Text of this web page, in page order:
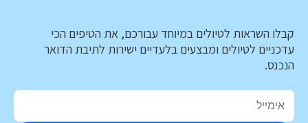
קבלו השראות לטיולים במיוחד עבורכם, את הטיפים הכי
עדכניים לטיולים ומבצעים בלעדיים ישירות לתיבת הדואר
הנכנס.